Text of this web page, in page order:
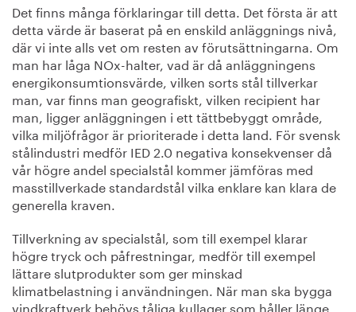
Det finns många förklaringar till detta. Det första är att
detta värde är baserat på en enskild anläggnings nivå,
där vi inte alls vet om resten av förutsättningarna. Om
man har låga NOx-halter, vad är då anläggningens
energikonsumtionsvärde, vilken sorts stål tillverkar
man, var finns man geografiskt, vilken recipient har
man, ligger anläggningen i ett tättbebyggt område,
vilka miljöfrågor är prioriterade i detta land. För svensk
stålindustri medför IED 2.0 negativa konsekvenser då
vår högre andel specialstål kommer jämföras med
masstillverkade standardstål vilka enklare kan klara de
generella kraven.
Tillverkning av specialstål, som till exempel klarar
högre tryck och påfrestningar, medför till exempel
lättare slutprodukter som ger minskad
klimatbelastning i användningen. När man ska bygga
vindkraftverk behövs tåliga kullager som håller länge